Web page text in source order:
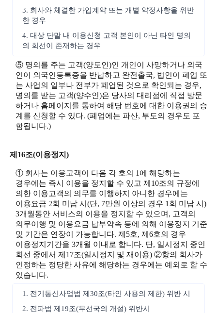
3. 회사와 체결한 가입계약 또는 개별 약정사항을 위반
한 경우
4. 대상 단말 내 이용신청 고객 본인이 아닌 타인 명의
의 회선이 존재하는 경우
⑤ 명의를 주는 고객(양도인)인 개인이 사망하거나 외국
인이 외국인등록증을 반납하고 완전출국, 법인이 폐업 또
는 사업의 일부나 전부가 폐업된 것으로 확인되는 경우,
명의를 받는 고객(양수인)은 당사의 대리점에 직접 방문
하거나 홈페이지를 통하여 해당 번호에 대한 이용권의 승
계를 신청할 수 있다. (폐업에는 파산, 부도의 경우도 포
함됩니다.)
제16조(이용정지)
① 회사는 이용고객이 다음 각 호의 1에 해당하는
경우에는 즉시 이용을 정지할 수 있고 제10조의 규정에
의한 이용고객의 의무를 이행하지 아니한 경우에는
이용요금 2회 미납 시(단, 7만원 이상의 경우 1회 미납 시)
3개월동안 서비스의 이용을 정지할 수 있으며, 고객의
의무이행 및 이용요금 납부약속 등에 의해 이용정지 기준
및 기간은 연장이 가능합니다. 제5호, 제6호의 경우
이용정지기간을 3개월 이내로 합니다. 단, 일시정지 중인
회선 중에서 제17조(일시정지 및 재이용) ②항의 회사가
인정하는 정당한 사유에 해당하는 경우에는 예외로 할 수
있습니다.
1. 전기통신사업법 제30조(타인 사용의 제한) 위반 시
2. 전파법 제19조(무선국의 개설) 위반시